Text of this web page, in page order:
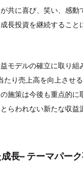
共に喜び、笑い、感動
長投資を継続すること
モデルの確立に取り組
たり売上高を向上させ
施策は今後も重点的に
らわれない新たな収益
長– テーマパー